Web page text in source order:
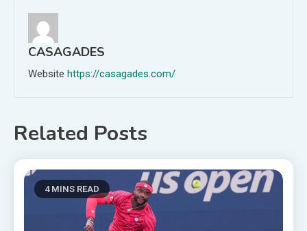
CASAGADES
Website https://casagades.com/
Related Posts
4 MINS READ